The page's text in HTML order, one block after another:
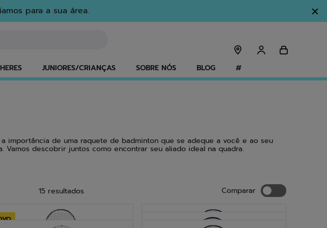
para a sua área.
JUNIORES/CRIANÇAS SOBRE NÓS BLOG #
importância de uma raquete de badminton que se adeque a você e ao seu
descobrir juntos como encontrar seu aliado ideal na quadra.
15 resultados Comparar Comparar
sua raquete